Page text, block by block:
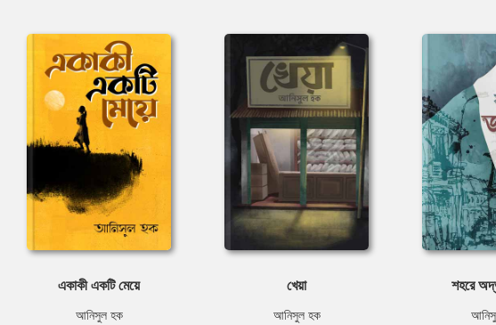
একাকী একটি মেয়ে
আনিসুল হক
খেয়া
আনিসুল হক
শহরে